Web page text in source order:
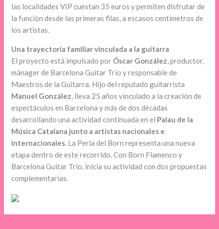
las localidades VIP cuestan 35 euros y permiten disfrutar de
la función desde las primeras filas, a escasos centímetros de
los artistas.
Una trayectoria familiar vinculada a la guitarra
El proyecto está impulsado por Óscar González, productor,
mánager de Barcelona Guitar Trio y responsable de
Maestros de la Guitarra. Hijo del reputado guitarrista
Manuel González, lleva 25 años vinculado a la creación de
espectáculos en Barcelona y más de dos décadas
desarrollando una actividad continuada en el Palau de la
Música Catalana junto a artistas nacionales e
internacionales. La Perla del Born representa una nueva
etapa dentro de este recorrido. Con Born Flamenco y
Barcelona Guitar Trio, inicia su actividad con dos propuestas
complementarias.